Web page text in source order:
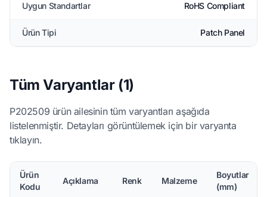
Uygun Standartlar RoHS Compliant
Ürün Tipi Patch Panel
Tüm Varyantlar (1)
P202509 ürün ailesinin tüm varyantları aşağıda
listelenmiştir. Detayları görüntülemek için bir varyanta
tıklayın.
Ürün
Kodu
Açıklama Renk Malzeme
Boyutlar
(mm)